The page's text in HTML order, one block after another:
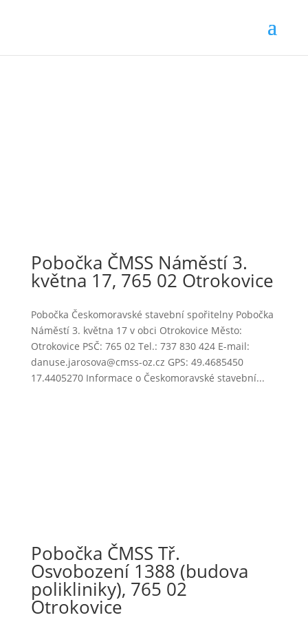
Pobočka ČMSS Náměstí 3.
května 17, 765 02 Otrokovice
Pobočka Českomoravské stavební spořitelny Pobočka
Náměstí 3. května 17 v obci Otrokovice Město:
Otrokovice PSČ: 765 02 Tel.: 737 830 424 E-mail:
danuse.jarosova@cmss-oz.cz GPS: 49.4685450
17.4405270 Informace o Českomoravské stavební...
Pobočka ČMSS Tř.
Osvobození 1388 (budova
polikliniky), 765 02
Otrokovice